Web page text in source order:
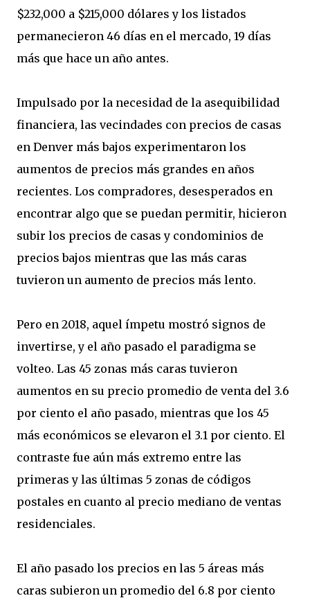
$232,000 a $215,000 dólares y los listados
permanecieron 46 días en el mercado, 19 días
más que hace un año antes.
Impulsado por la necesidad de la asequibilidad
financiera, las vecindades con precios de casas
en Denver más bajos experimentaron los
aumentos de precios más grandes en años
recientes. Los compradores, desesperados en
encontrar algo que se puedan permitir, hicieron
subir los precios de casas y condominios de
precios bajos mientras que las más caras
tuvieron un aumento de precios más lento.
Pero en 2018, aquel ímpetu mostró signos de
invertirse, y el año pasado el paradigma se
volteo. Las 45 zonas más caras tuvieron
aumentos en su precio promedio de venta del 3.6
por ciento el año pasado, mientras que los 45
más económicos se elevaron el 3.1 por ciento. El
contraste fue aún más extremo entre las
primeras y las últimas 5 zonas de códigos
postales en cuanto al precio mediano de ventas
residenciales.
El año pasado los precios en las 5 áreas más
caras subieron un promedio del 6.8 por ciento